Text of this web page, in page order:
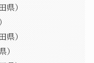
）
）